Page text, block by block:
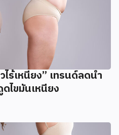
ร้เหนียง” เทรนด์ลดน้ำ
ไขมันเหนียง